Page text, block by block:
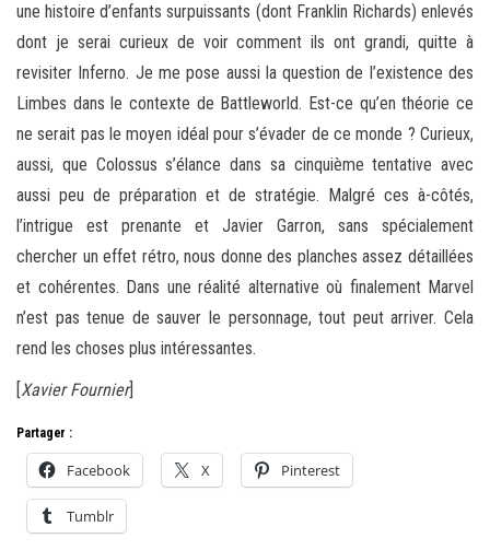
une histoire d’enfants surpuissants (dont Franklin Richards) enlevés
dont je serai curieux de voir comment ils ont grandi, quitte à
revisiter Inferno. Je me pose aussi la question de l’existence des
Limbes dans le contexte de Battleworld. Est-ce qu’en théorie ce
ne serait pas le moyen idéal pour s’évader de ce monde ? Curieux,
aussi, que Colossus s’élance dans sa cinquième tentative avec
aussi peu de préparation et de stratégie. Malgré ces à-côtés,
l’intrigue est prenante et Javier Garron, sans spécialement
chercher un effet rétro, nous donne des planches assez détaillées
et cohérentes. Dans une réalité alternative où finalement Marvel
n’est pas tenue de sauver le personnage, tout peut arriver. Cela
rend les choses plus intéressantes.
[Xavier Fournier]
Partager :
Facebook X Pinterest
Tumblr